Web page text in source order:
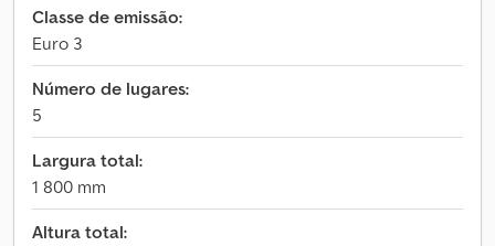
Classe de emissão:
Euro 3
Número de lugares:
5
Largura total:
1 800 mm
Altura total: